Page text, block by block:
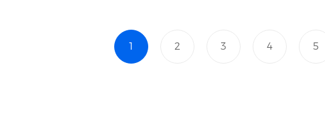
1 2 3 4 5